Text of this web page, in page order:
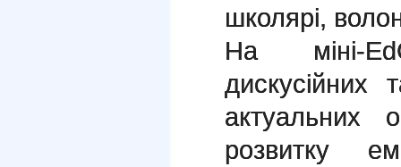
школярі,
На міні-
дискусійних
актуальних
розвитку